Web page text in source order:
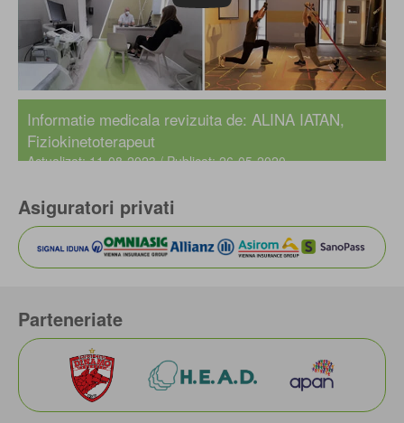
Informatie medicala revizuita de: ALINA IATAN,
Fiziokinetoterapeut
Actualizat: 11-08-2023 / Publicat: 26-05-2020
Asiguratori privati
Parteneriate